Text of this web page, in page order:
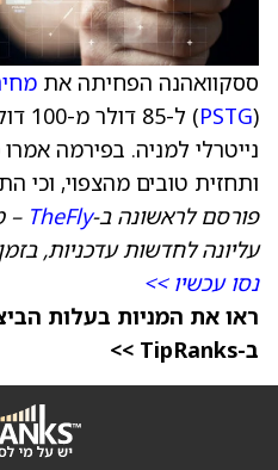
ססקוואהנה הפחיתה את
(
PSTG
) ל-
נייטרלי למניה. בפירמה
ותחזית טובים מהצפוי, וכי
פורסם לראשונה ב-TheFly
–
עליונה לחדשות עדכניות,
נסו עכשיו >>
ראו את המניות בעלות
ב-TipRanks >>